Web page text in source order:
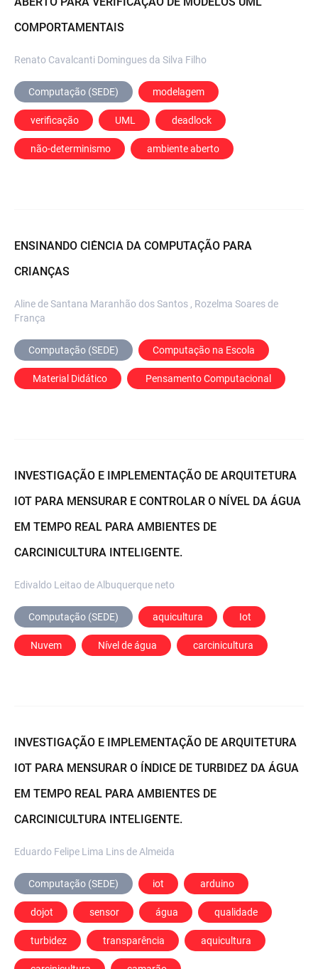
COMPORTAMENTAIS
Renato Cavalcanti Domingues da Silva Filho
Computação (SEDE) modelagem
verificação UML deadlock
não-determinismo ambiente aberto
ENSINANDO CIÊNCIA DA COMPUTAÇÃO PARA
CRIANÇAS
Aline de Santana Maranhão dos Santos , Rozelma Soares de
França
Computação (SEDE) Computação na Escola
  Material Didático
  Pensamento Computacional
INVESTIGAÇÃO E IMPLEMENTAÇÃO DE ARQUITETURA
IOT PARA MENSURAR E CONTROLAR O NÍVEL DA ÁGUA
EM TEMPO REAL PARA AMBIENTES DE
CARCINICULTURA INTELIGENTE.
Edivaldo Leitao de Albuquerque neto
Computação (SEDE) aquicultura Iot
Nuvem Nível de água carcinicultura
INVESTIGAÇÃO E IMPLEMENTAÇÃO DE ARQUITETURA
IOT PARA MENSURAR O ÍNDICE DE TURBIDEZ DA ÁGUA
EM TEMPO REAL PARA AMBIENTES DE
CARCINICULTURA INTELIGENTE.
Eduardo Felipe Lima Lins de Almeida
Computação (SEDE) iot arduino
dojot sensor água qualidade
turbidez transparência aquicultura